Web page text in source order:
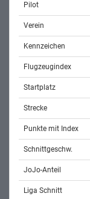
Pilot
Verein
Kennzeichen
Flugzeugindex
Startplatz
Strecke
Punkte mit Index
Schnittgeschw.
JoJo-Anteil
Liga Schnitt